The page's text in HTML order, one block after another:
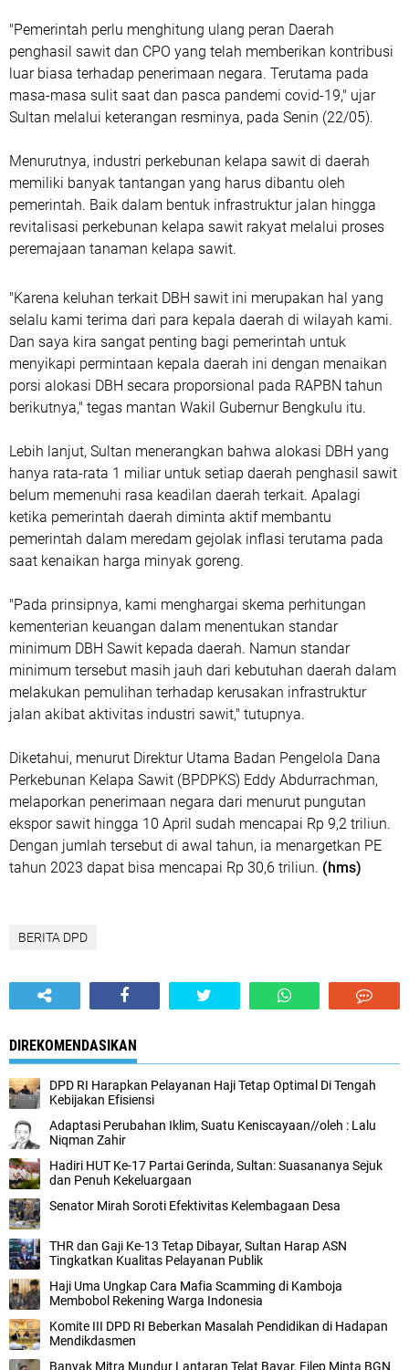
"Pemerintah perlu menghitung ulang peran Daerah
penghasil sawit dan CPO yang telah memberikan kontribusi
luar biasa terhadap penerimaan negara. Terutama pada
masa-masa sulit saat dan pasca pandemi covid-19," ujar
Sultan melalui keterangan resminya, pada Senin (22/05).
Menurutnya, industri perkebunan kelapa sawit di daerah
memiliki banyak tantangan yang harus dibantu oleh
pemerintah. Baik dalam bentuk infrastruktur jalan hingga
revitalisasi perkebunan kelapa sawit rakyat melalui proses
peremajaan tanaman kelapa sawit.
"Karena keluhan terkait DBH sawit ini merupakan hal yang
selalu kami terima dari para kepala daerah di wilayah kami.
Dan saya kira sangat penting bagi pemerintah untuk
menyikapi permintaan kepala daerah ini dengan menaikan
porsi alokasi DBH secara proporsional pada RAPBN tahun
berikutnya," tegas mantan Wakil Gubernur Bengkulu itu.
Lebih lanjut, Sultan menerangkan bahwa alokasi DBH yang
hanya rata-rata 1 miliar untuk setiap daerah penghasil sawit
belum memenuhi rasa keadilan daerah terkait. Apalagi
ketika pemerintah daerah diminta aktif membantu
pemerintah dalam meredam gejolak inflasi terutama pada
saat kenaikan harga minyak goreng.
"Pada prinsipnya, kami menghargai skema perhitungan
kementerian keuangan dalam menentukan standar
minimum DBH Sawit kepada daerah. Namun standar
minimum tersebut masih jauh dari kebutuhan daerah dalam
melakukan pemulihan terhadap kerusakan infrastruktur
jalan akibat aktivitas industri sawit," tutupnya.
Diketahui, menurut Direktur Utama Badan Pengelola Dana
Perkebunan Kelapa Sawit (BPDPKS) Eddy Abdurrachman,
melaporkan penerimaan negara dari menurut pungutan
ekspor sawit hingga 10 April sudah mencapai Rp 9,2 triliun.
Dengan jumlah tersebut di awal tahun, ia menargetkan PE
tahun 2023 dapat bisa mencapai Rp 30,6 triliun. (hms)
BERITA DPD
DIREKOMENDASIKAN
DPD RI Harapkan Pelayanan Haji Tetap Optimal Di Tengah
Kebijakan Efisiensi
Adaptasi Perubahan Iklim, Suatu Keniscayaan//oleh : Lalu
Niqman Zahir
Hadiri HUT Ke-17 Partai Gerinda, Sultan: Suasananya Sejuk
dan Penuh Kekeluargaan
Senator Mirah Soroti Efektivitas Kelembagaan Desa
THR dan Gaji Ke-13 Tetap Dibayar, Sultan Harap ASN
Tingkatkan Kualitas Pelayanan Publik
Haji Uma Ungkap Cara Mafia Scamming di Kamboja
Membobol Rekening Warga Indonesia
Komite III DPD RI Beberkan Masalah Pendidikan di Hadapan
Mendikdasmen
Banyak Mitra Mundur Lantaran Telat Bayar, Filep Minta BGN